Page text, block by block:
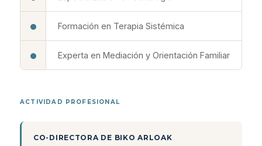
Formación en Terapia Sistémica
Experta en Mediación y Orientación Familiar
ACTIVIDAD PROFESIONAL
CO-DIRECTORA DE BIKO ARLOAK